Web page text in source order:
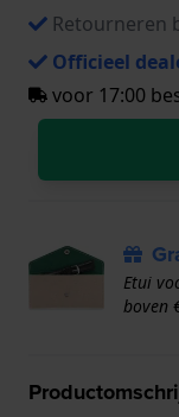
Retourneren
Officieel
voor 17:00
Etui
boven